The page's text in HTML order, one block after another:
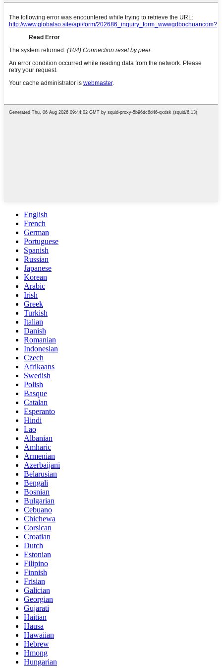
English
French
German
Portuguese
Spanish
Russian
Japanese
Korean
Arabic
Irish
Greek
Turkish
Italian
Danish
Romanian
Indonesian
Czech
Afrikaans
Swedish
Polish
Basque
Catalan
Esperanto
Hindi
Lao
Albanian
Amharic
Armenian
Azerbaijani
Belarusian
Bengali
Bosnian
Bulgarian
Cebuano
Chichewa
Corsican
Croatian
Dutch
Estonian
Filipino
Finnish
Frisian
Galician
Georgian
Gujarati
Haitian
Hausa
Hawaiian
Hebrew
Hmong
Hungarian